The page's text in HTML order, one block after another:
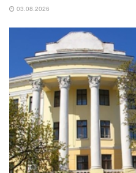
03.08.2026